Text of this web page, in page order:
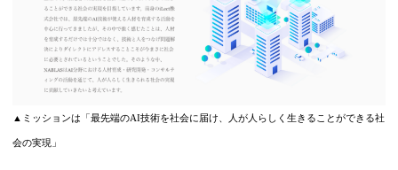
▲ミッションは「最先端のAI技術を社会に届け、人が人らしく生きることができる社
会の実現」